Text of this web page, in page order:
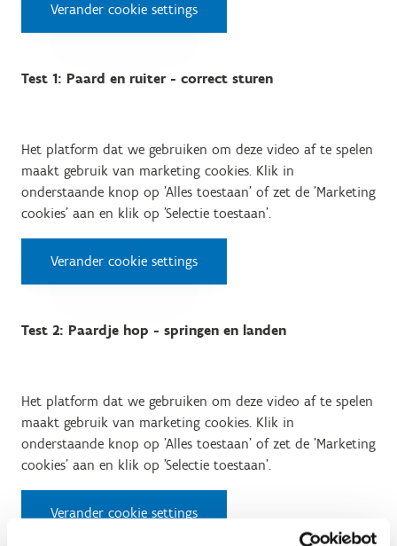
Verander cookie settings
Test 1: Paard en ruiter - correct sturen
Het platform dat we gebruiken om deze video af te spelen
maakt gebruik van marketing cookies. Klik in
onderstaande knop op 'Alles toestaan' of zet de 'Marketing
cookies' aan en klik op 'Selectie toestaan'.
Verander cookie settings
Test 2: Paardje hop - springen en landen
Het platform dat we gebruiken om deze video af te spelen
maakt gebruik van marketing cookies. Klik in
onderstaande knop op 'Alles toestaan' of zet de 'Marketing
cookies' aan en klik op 'Selectie toestaan'.
Verander cookie settings